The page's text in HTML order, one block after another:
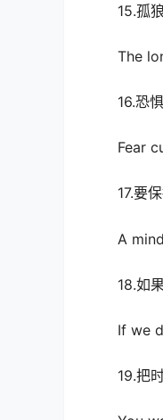
15.孤狼
The
16.恐惧
Fear
17.要保
A mind
18.如果
If we
19.把时